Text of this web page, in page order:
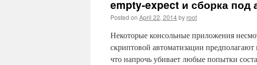
empty-expect и сборка под
Posted on April 22, 2014by root
Некоторые консольные приложения
скриптовой автоматизации предполагают
что напрочь убивает любые попытки